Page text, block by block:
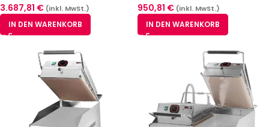
3.687,81 € (inkl. MwSt.)
IN DEN WARENKORB
950,81 € (inkl. MwSt.)
IN DEN WARENKORB